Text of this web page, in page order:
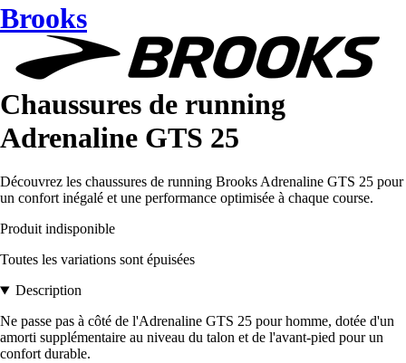
Brooks
Chaussures de running
Adrenaline GTS 25
Découvrez les chaussures de running Brooks Adrenaline GTS 25 pour
un confort inégalé et une performance optimisée à chaque course.
Produit indisponible
Toutes les variations sont épuisées
Description
Ne passe pas à côté de l'Adrenaline GTS 25 pour homme, dotée d'un
amorti supplémentaire au niveau du talon et de l'avant-pied pour un
confort durable.